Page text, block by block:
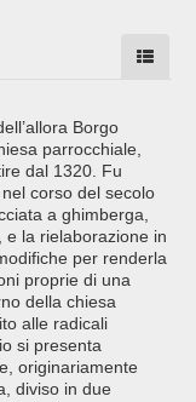
Borgo
parrocchiale,
dal 1320. Fu
corso del secolo
a ghimberga,
la rielaborazione in
per renderla
proprie di una
della chiesa
alle radicali
si presenta
originariamente
diviso in due